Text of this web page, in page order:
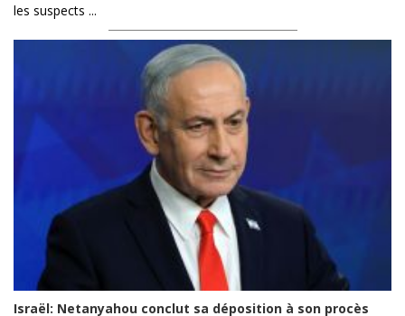
les suspects ...
Israël: Netanyahou conclut sa déposition à son procès